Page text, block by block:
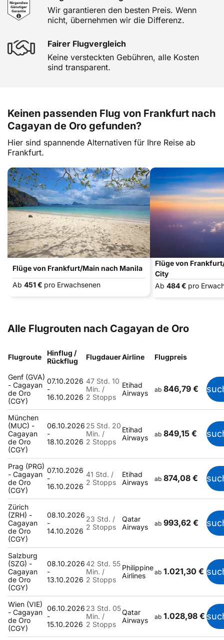
Wir garantieren den besten Preis. Wenn
nicht, übernehmen wir die Differenz.
Fairer Flugvergleich
Keine versteckten Gebühren, alle Kosten
sind transparent.
Keinen passenden Flug von Frankfurt nach
Cagayan de Oro gefunden?
Hier sind spannende Alternativen für Ihre Reise ab
Frankfurt.
Flüge von Frankfurt/Main nach Manila
Ab 451 € pro Erwachsenen
Flüge von
City
Ab 484 € pro
Alle Flugrouten nach Cagayan de Oro
Flugroute
Hinflug /
Rückflug
FlugdauerAirline Flugpreis
Genf (GVA)
- Cagayan
de Oro
(CGY)
07.10.2026
-
16.10.2026
47 Std. 10
Min. /
2 Stopps
Etihad
Airways
ab 846,79 €
München
(MUC) -
Cagayan
de Oro
(CGY)
06.10.2026
-
18.10.2026
25 Std. 20
Min. /
2 Stopps
Etihad
Airways
ab 849,15 €
Prag (PRG)
- Cagayan
de Oro
(CGY)
07.10.2026
-
16.10.2026
41 Std. /
2 Stopps
Etihad
Airways
ab 874,08 €
Zürich
(ZRH) -
Cagayan
de Oro
(CGY)
08.10.2026
-
14.10.2026
23 Std. /
2 Stopps
Qatar
Airways
ab 993,62 €
Salzburg
(SZG) -
Cagayan
de Oro
(CGY)
08.10.2026
-
13.10.2026
42 Std. 55
Min. /
2 Stopps
Philippine
Airlines
ab 1.021,30 €
Wien (VIE)
- Cagayan
de Oro
(CGY)
06.10.2026
-
15.10.2026
23 Std. 05
Min. /
2 Stopps
Qatar
Airways
ab 1.028,98 €